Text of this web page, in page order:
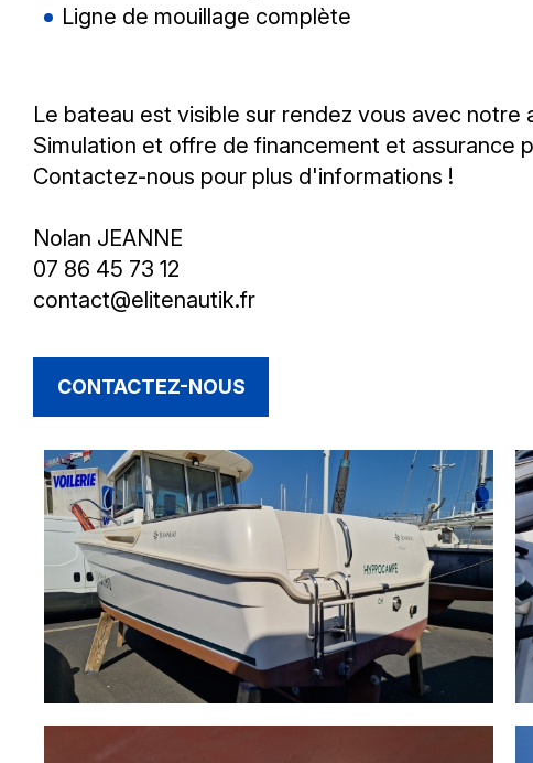
Ligne de mouillage complète
Le bateau est visible sur rendez vous avec
Simulation et offre de financement et assurance
Contactez-nous pour plus d'informations !
Nolan JEANNE
07 86 45 73 12
contact@elitenautik.fr
CONTACTEZ-NOUS